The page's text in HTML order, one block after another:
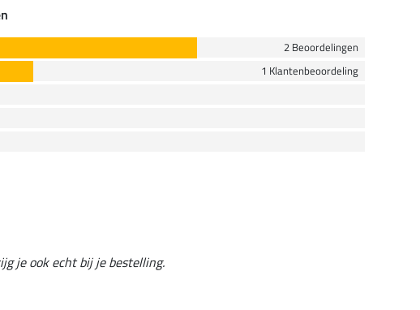
2 Beoordelingen
1 Klantenbeoordeling
je ook echt bij je bestelling.